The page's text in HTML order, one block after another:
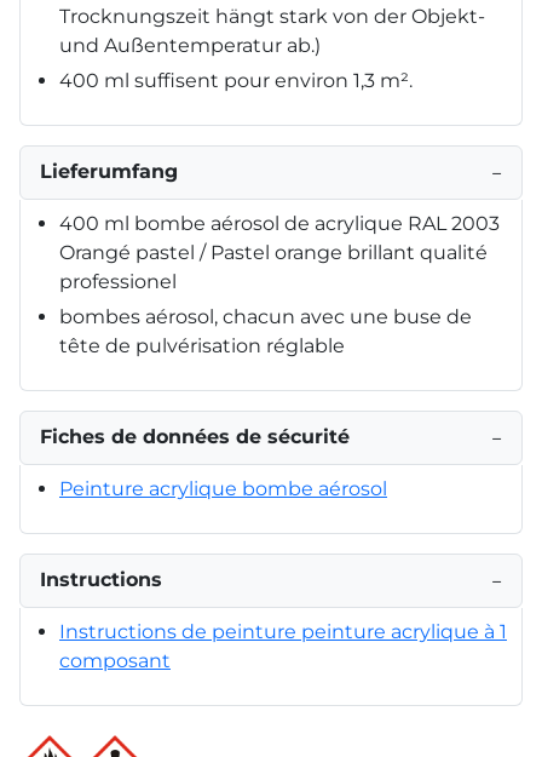
Trocknungszeit hängt stark von der Objekt-
und Außentemperatur ab.)
400 ml suffisent pour environ 1,3 m².
Lieferumfang −
400 ml bombe aérosol de acrylique RAL 2003
Orangé pastel / Pastel orange brillant qualité
professionel
bombes aérosol, chacun avec une buse de
tête de pulvérisation réglable
Fiches de données de sécurité −
Peinture acrylique bombe aérosol
Instructions −
Instructions de peinture peinture acrylique à 1
composant